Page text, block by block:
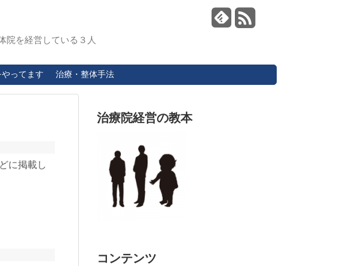
を経営している３人
ってます 治療・整体手法
に掲載し
治療院経営の教本
コンテンツ